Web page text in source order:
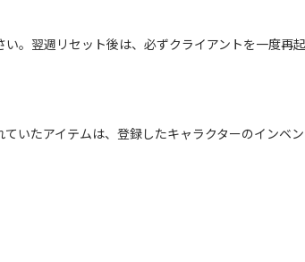
。翌週リセット後は、必ずクライアントを一度再
たアイテムは、登録したキャラクターのインベン